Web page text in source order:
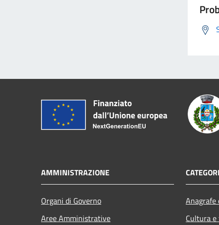
AMMINISTRAZIONE
Organi di Governo
Aree Amministrative
Cultura